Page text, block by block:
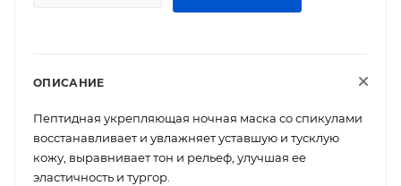
ОПИСАНИЕ
Пептидная укрепляющая ночная маска со спикулами
восстанавливает и увлажняет уставшую и тусклую
кожу, выравнивает тон и рельеф, улучшая ее
эластичность и тургор.